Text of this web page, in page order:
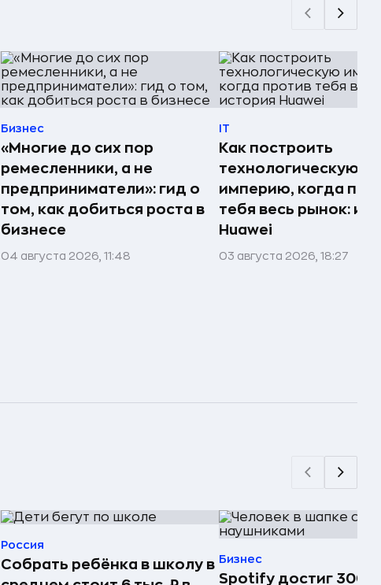
Бизнес
«Многие до сих пор
ремесленники, а не
предприниматели»: гид о
том, как добиться роста в
бизнесе
04 августа 2026, 11:48
IT
Как построить
технологическую
империю, когда
тебя весь рынок:
Huawei
03 августа 2026, 18:27
Россия
Собрать ребёнка в школу в Бизнес
Spotify достиг 300